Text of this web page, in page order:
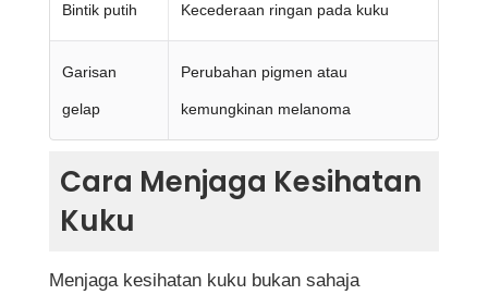
Bintik putih Kecederaan ringan pada kuku
Garisan
gelap
Perubahan pigmen atau
kemungkinan melanoma
Cara Menjaga Kesihatan
Kuku
Menjaga kesihatan kuku bukan sahaja